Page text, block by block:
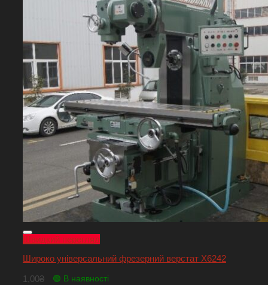
Швидкий перегляд
Широко універсальний фрезерний верстат Х6242
1,00₴ 🟢 В наявності